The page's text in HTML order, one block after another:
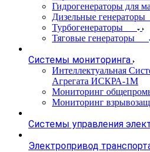
Гидрогенераторы для
Дизельные генераторы
Турбогенераторы
Тяговые генераторы
Системы мониторинга
Интеллектуальная
Агрегата ИСКРА-1М
Мониторинг
Мониторинг
Системы управления
Электропривод